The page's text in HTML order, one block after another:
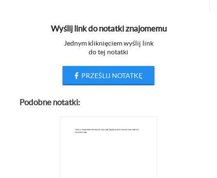
Wyślij link do notatki znajomemu
Jednym kliknięciem wyślij link
do tej notatki
PRZEŚLIJ NOTATKĘ
Podobne notatki: